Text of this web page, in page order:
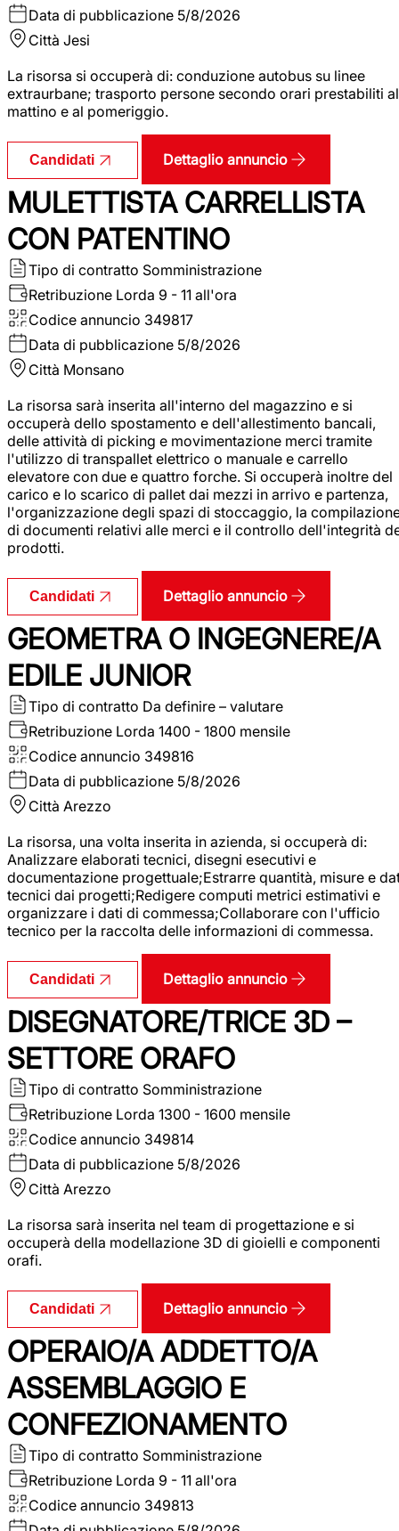
Data di pubblicazione 5/8/2026
Città Jesi
La risorsa si occuperà di: conduzione autobus su linee
extraurbane; trasporto persone secondo orari prestabiliti al
mattino e al pomeriggio.
Candidati Dettaglio annuncio
MULETTISTA CARRELLISTA
CON PATENTINO
Tipo di contratto Somministrazione
Retribuzione Lorda 9 - 11 all'ora
Codice annuncio 349817
Data di pubblicazione 5/8/2026
Città Monsano
La risorsa sarà inserita all'interno del magazzino e si
occuperà dello spostamento e dell'allestimento bancali,
delle attività di picking e movimentazione merci tramite
l'utilizzo di transpallet elettrico o manuale e carrello
elevatore con due e quattro forche. Si occuperà inoltre del
carico e lo scarico di pallet dai mezzi in arrivo e partenza,
l'organizzazione degli spazi di stoccaggio, la
di documenti relativi alle merci e il controllo dell'integrità
prodotti.
Candidati Dettaglio annuncio
GEOMETRA O INGEGNERE/A
EDILE JUNIOR
Tipo di contratto Da definire – valutare
Retribuzione Lorda 1400 - 1800 mensile
Codice annuncio 349816
Data di pubblicazione 5/8/2026
Città Arezzo
La risorsa, una volta inserita in azienda, si occuperà di:
Analizzare elaborati tecnici, disegni esecutivi e
documentazione progettuale;Estrarre quantità, misure e
tecnici dai progetti;Redigere computi metrici estimativi e
organizzare i dati di commessa;Collaborare con l'ufficio
tecnico per la raccolta delle informazioni di commessa.
Candidati Dettaglio annuncio
DISEGNATORE/TRICE 3D –
SETTORE ORAFO
Tipo di contratto Somministrazione
Retribuzione Lorda 1300 - 1600 mensile
Codice annuncio 349814
Data di pubblicazione 5/8/2026
Città Arezzo
La risorsa sarà inserita nel team di progettazione e si
occuperà della modellazione 3D di gioielli e componenti
orafi.
Candidati Dettaglio annuncio
OPERAIO/A ADDETTO/A
ASSEMBLAGGIO E
CONFEZIONAMENTO
Tipo di contratto Somministrazione
Retribuzione Lorda 9 - 11 all'ora
Codice annuncio 349813